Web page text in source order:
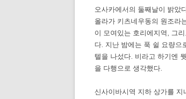
오사카에서의 둘째날이 밝았
올라가 키츠네우동의 원조라
이 모여있는 호리에지역, 그
다. 지난 밤에는 푹 쉴 요량으
텔을 나섰다. 비라고 하기엔
을 다행으로 생각했다.
신사이바시역 지하 상가를